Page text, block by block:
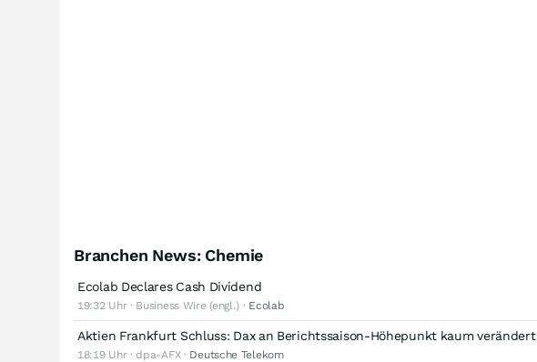
Branchen News: Chemie
Ecolab Declares Cash Dividend
19:32 Uhr · Business Wire (engl.) · Ecolab
Aktien Frankfurt Schluss: Dax an Berichtssaison-Höhepunkt kaum verändert
18:19 Uhr · dpa-AFX · Deutsche Telekom